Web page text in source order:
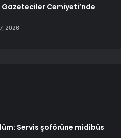
Cemiyeti’nde
2026
Servis şoförüne midibüs